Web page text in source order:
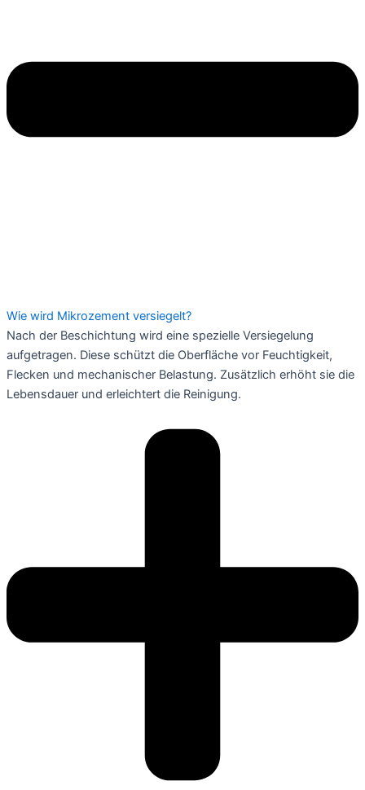
Wie wird Mikrozement versiegelt?
Nach der Beschichtung wird eine spezielle Versiegelung
aufgetragen. Diese schützt die Oberfläche vor Feuchtigkeit,
Flecken und mechanischer Belastung. Zusätzlich erhöht sie die
Lebensdauer und erleichtert die Reinigung.